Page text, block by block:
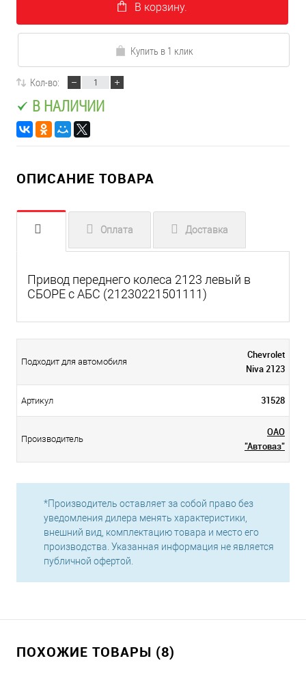
В корзину.
Купить в 1 клик
Кол-во:
В НАЛИЧИИ
ОПИСАНИЕ ТОВАРА
Оплата Доставка
Привод переднего колеса 2123 левый в
СБОРЕ с АБС (21230221501111)
Подходит для автомобиля
Chevrolet
Niva 2123
Артикул 31528
Производитель
ОАО
"Автоваз"
*Производитель оставляет за собой право без
уведомления дилера менять характеристики,
внешний вид, комплектацию товара и место его
производства. Указанная информация не является
публичной офертой.
ПОХОЖИЕ ТОВАРЫ (8)